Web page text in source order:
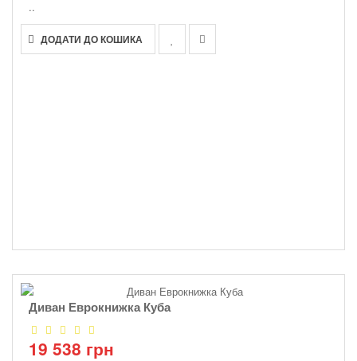
..
ДОДАТИ ДО КОШИКА
Диван Еврокнижка Куба
19 538 грн